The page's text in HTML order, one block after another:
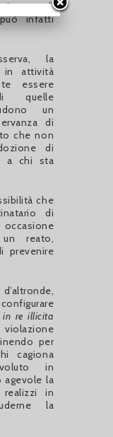
in capo di
infatti
la
in attività
essere
quelle
un
di
che non
di
a chi sta
che
di
un reato,
prevenire
in re illicita
per
cagiona
in
agevole la
in
la